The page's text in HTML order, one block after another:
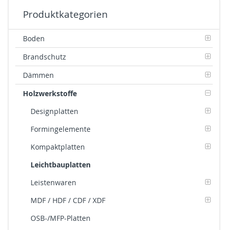
Produktkategorien
Boden
Brandschutz
Dämmen
Holzwerkstoffe
Designplatten
Formingelemente
Kompaktplatten
Leichtbauplatten
Leistenwaren
MDF / HDF / CDF / XDF
OSB-/MFP-Platten